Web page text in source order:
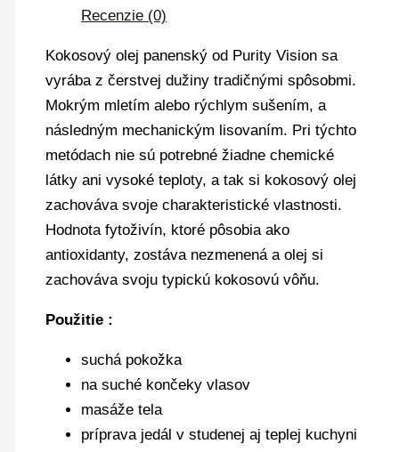
Recenzie (0)
Kokosový olej panenský od Purity Vision sa
vyrába z čerstvej dužiny tradičnými spôsobmi.
Mokrým mletím alebo rýchlym sušením, a
následným mechanickým lisovaním. Pri týchto
metódach nie sú potrebné žiadne chemické
látky ani vysoké teploty, a tak si kokosový olej
zachováva svoje charakteristické vlastnosti.
Hodnota fytoživín, ktoré pôsobia ako
antioxidanty, zostáva nezmenená a olej si
zachováva svoju typickú kokosovú vôňu.
Použitie :
suchá pokožka
na suché končeky vlasov
masáže tela
príprava jedál v studenej aj teplej kuchyni